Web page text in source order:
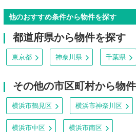
他のおすすめ条件から物件を探す
都道府県から物件を探す
東京都 神奈川県 千葉県
その他の市区町村から物
横浜市鶴見区 横浜市神奈川区
横浜市中区 横浜市南区